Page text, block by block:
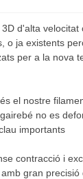
d'alta
o ja existents
per a la nova
el nostre
no es
importants
contracció i
gran precisió